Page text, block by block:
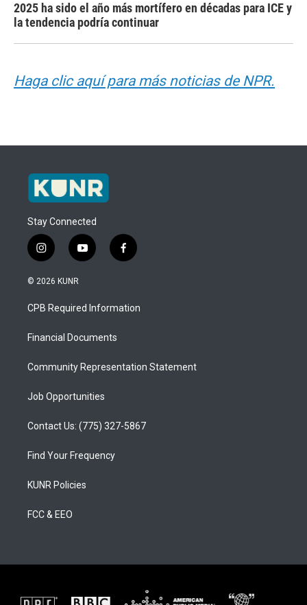
2025 ha sido el año más mortífero en décadas para ICE y
la tendencia podría continuar
Haga clic aquí para más noticias de NPR.
Stay Connected
i
n
s
a
g
a
y
o
u
b
f
a
b
o
© 2026 KUNR
CPB Required Information
Financial Documents
Community Representation Statement
Job Opportunities
Contact Us: (775) 327-5867
Find Your Frequency
KUNR Policies
FCC & EEO